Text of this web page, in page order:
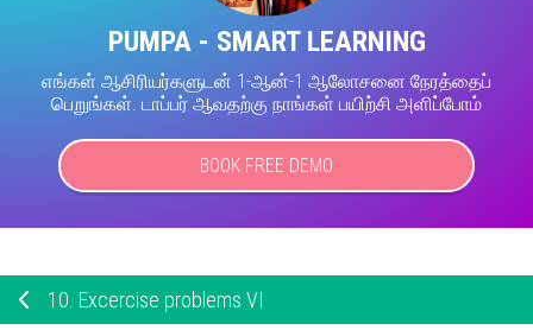
PUMPA - SMART LEARNING
எங்கள் ஆசிரியர்களுடன் 1-ஆன்-1 ஆலோசனை நேரத்தைப்
பெறுங்கள். டாப்பர் ஆவதற்கு நாங்கள் பயிற்சி அளிப்போம்
BOOK FREE DEMO
10. Excercise problems VI